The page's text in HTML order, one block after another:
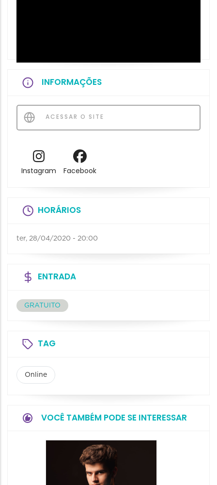
INFORMAÇÕES
ACESSAR O SITE
Instagram Facebook
HORÁRIOS
ter, 28/04/2020 - 20:00
ENTRADA
GRATUITO
TAG
Online
VOCÊ TAMBÉM PODE SE INTERESSAR